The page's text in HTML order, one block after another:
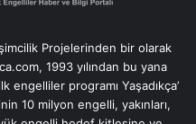
Projelerinden bir olarak
1993 yılından bu yana
engelliler programı Yaşadıkça’
10 milyon engelli, yakınları,